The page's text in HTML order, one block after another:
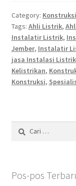
Category: Konstruksi
Tags: Ahli Listrik,
Instalatir Listrik,
Jember, Instalatir
jasa Instalasi Listrik
Kelistrikan,
Konstruksi,
Cari
untuk:
Pos-pos